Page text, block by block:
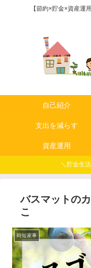
【節約×貯金×資産運
自己紹介
支出を減らす
資産運用
＼貯金生
バスマットの
こ
時短家事